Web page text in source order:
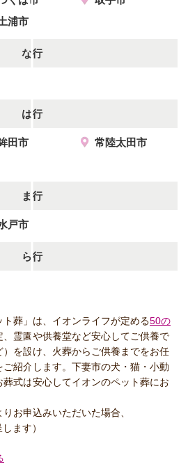
浦市
な行
は行
田市
常陸太田市
ま行
戸市
ら行
葬」は、イオンライフが定める50の
、霊園や供養堂など安心してご供養で
を設け、火葬からご供養までをお任
紹介します。下妻市の犬・猫・小動
式は安心してイオンのペット葬にお
お申込みいただいた場合、
ます）